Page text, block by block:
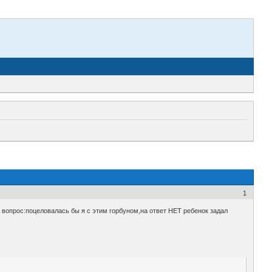
1
бы я с этим горбуном,на ответ НЕТ ребенок задал